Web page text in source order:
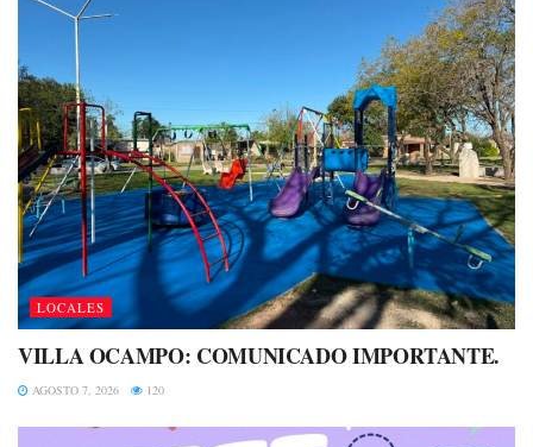
LOCALES
VILLA OCAMPO: COMUNICADO IMPORTANTE.
AGOSTO 7, 2026 120